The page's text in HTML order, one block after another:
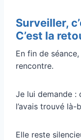
Surveiller,
C’est la
En fin de
rencontre.
Je lui demande :
l’avais trouvé là-
Elle reste